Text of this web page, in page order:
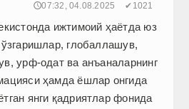
🕔07:32, 04.08.2025 ✔1021
ижтимоий ҳаётда юз
ўзгаришлар, глобаллашув,
урф-одат ва анъаналарнинг
ҳамда ёшлар онгида
янги қадриятлар фонида